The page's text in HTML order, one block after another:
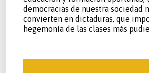
democracias de nuestra sociedad
convierten en dictaduras, que
hegemonía de las clases más